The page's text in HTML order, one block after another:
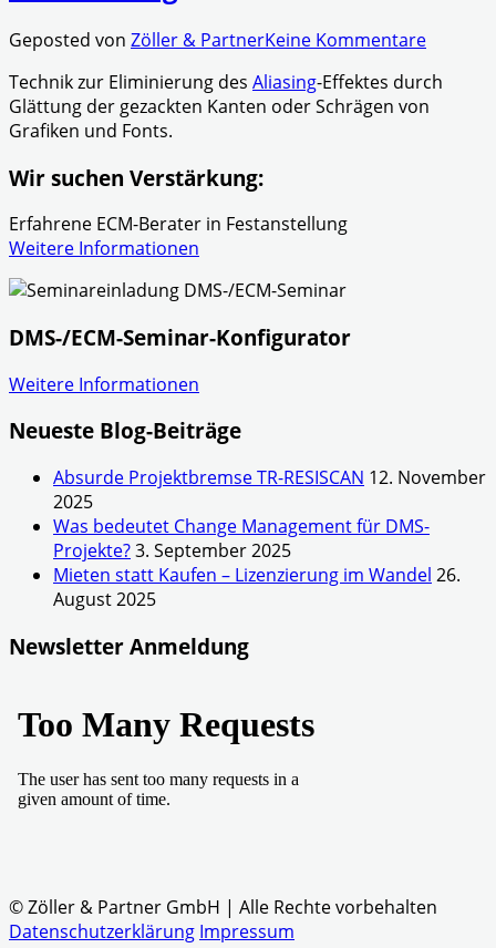
Geposted von Zöller & PartnerKeine Kommentare
Technik zur Eliminierung des Aliasing-Effektes durch
Glättung der gezackten Kanten oder Schrägen von
Grafiken und Fonts.
Wir suchen Verstärkung:
Erfahrene ECM-Berater in Festanstellung
Weitere Informationen
DMS-/ECM-Seminar-Konfigurator
Weitere Informationen
Neueste Blog-Beiträge
Absurde Projektbremse TR-RESISCAN 12. November
2025
Was bedeutet Change Management für DMS-
Projekte?3. September 2025
Mieten statt Kaufen – Lizenzierung im Wandel 26.
August 2025
Newsletter Anmeldung
© Zöller & Partner GmbH | Alle Rechte vorbehalten
Datenschutzerklärung Impressum